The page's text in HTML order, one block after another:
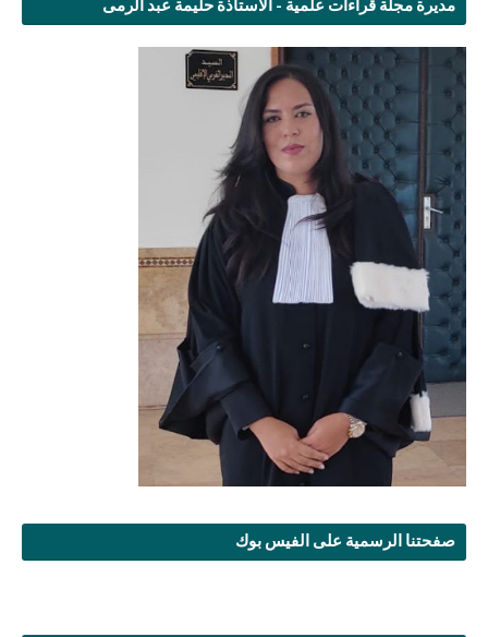
مديرة مجلة قراءات علمية - الأستاذة حليمة عبد الرمى
صفحتنا الرسمية على الفيس بوك